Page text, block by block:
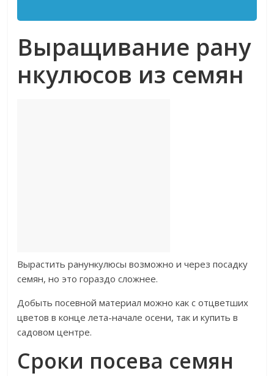
Выращивание рану
нкулюсов из семян
Вырастить ранункулюсы возможно и через посадку
семян, но это гораздо сложнее.
Добыть посевной материал можно как с отцветших
цветов в конце лета-начале осени, так и купить в
садовом центре.
Сроки посева семян